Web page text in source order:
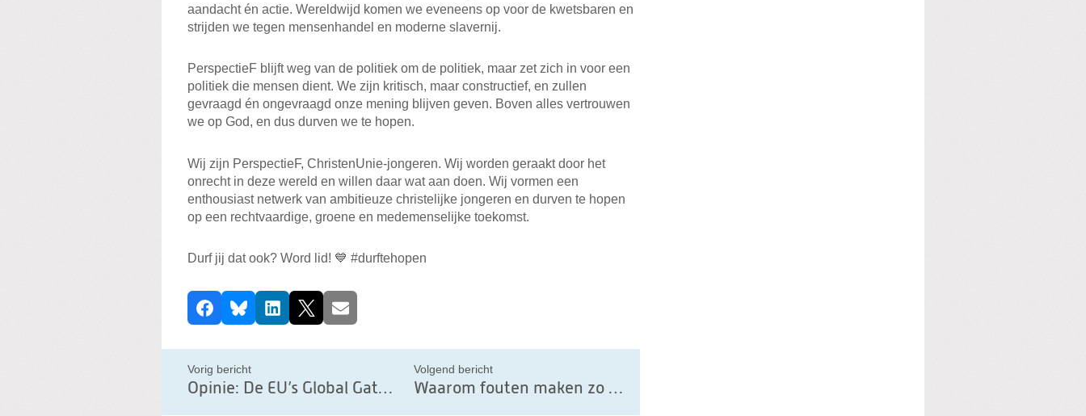
aandacht én actie. Wereldwijd komen we eveneens op voor de kwetsbaren en
strijden we tegen mensenhandel en moderne slavernij.
PerspectieF blijft weg van de politiek om de politiek, maar zet zich in voor een
politiek die mensen dient. We zijn kritisch, maar constructief, en zullen
gevraagd én ongevraagd onze mening blijven geven. Boven alles vertrouwen
we op God, en dus durven we te hopen.
Wij zijn PerspectieF, ChristenUnie-jongeren. Wij worden geraakt door het
onrecht in deze wereld en willen daar wat aan doen. Wij vormen een
enthousiast netwerk van ambitieuze christelijke jongeren en durven te hopen
op een rechtvaardige, groene en medemenselijke toekomst.
Durf jij dat ook? Word lid! 💙 #durftehopen
D
e
e
l
d
FacebookBlueskyLinkedIn
X E-mail
Vorig bericht
Opinie: De EU’s Global Gateway moet door de “nauwe poort” van mensgericht denken gaan
Volgend bericht
Waarom fouten maken zo belangrijk is